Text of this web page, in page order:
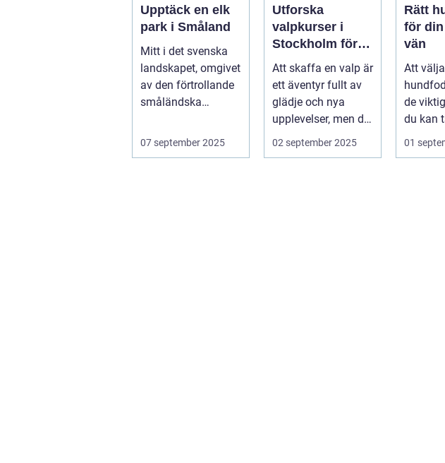
Upptäck en elk
park i Småland
Mitt i det svenska
landskapet, omgivet
av den förtrollande
småländska
07 september 2025
Utforska
valpkurser i
Stockholm för
en lycklig och
välanpassad
valp
Att skaffa en valp är
ett äventyr fullt av
glädje och nya
upplevelser, men det
st&aum...
02 september 2025
Rätt
för
vän
Att
de
du kan
hunds
01